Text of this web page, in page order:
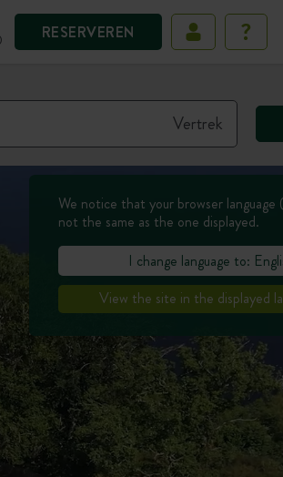
RESERVEREN
We notice that your browser language
not the same as the one displayed.
I change language to:
View the site in the displayed